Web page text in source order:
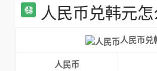
人民币兑韩元
人民币兑
人民币